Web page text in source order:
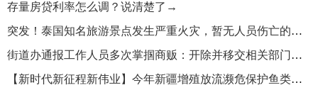
存量房贷利率怎么调？说清楚了→
突发！泰国知名旅游景点发生严重火灾，暂无人员伤亡的报告
街道办通报工作人员多次掌掴商贩：开除并移交相关部门处置
【新时代新征程新伟业】今年新疆增殖放流濒危保护鱼类超千万尾